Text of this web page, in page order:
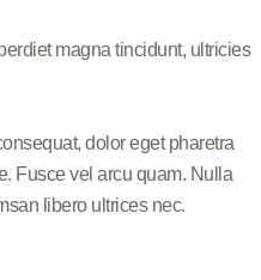
magna tincidunt, ultricies
dolor eget pharetra
Fusce vel arcu quam. Nulla
libero ultrices nec.